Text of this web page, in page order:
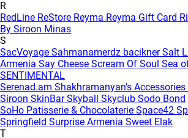
R
RedLine ReStore Reyma Reyma Gift Card
By Siroon Minas
S
SacVoyage Sahmanamerdz baciknerSalt
Armenia Say Cheese Scream Of Soul Sea
SENTIMENTAL
Serenad.am Shakhramanyan's Accessories
Siroon SkinBarSkyball Skyclub Sodo Bond
SoHo Patisserie & Chocolaterie Space42
Springfield Surprise Armenia Sweet Elak
T